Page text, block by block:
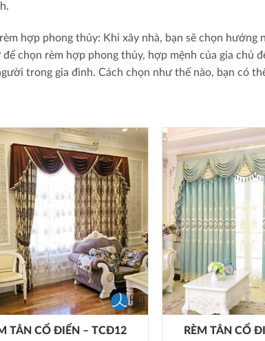
hợp phong thủy: Khi xây nhà, bạn sẽ chọn hướng
để chọn rèm hợp phong thủy, hợp mệnh của gia chủ
trong gia đình. Cách chọn như thế nào, bạn có
TÂN CỔ ĐIỂN – TCĐ12 RÈM TÂN CỔ